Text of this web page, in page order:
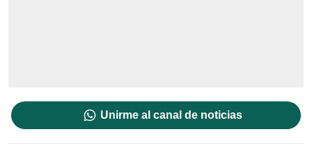
Unirme al canal de noticias